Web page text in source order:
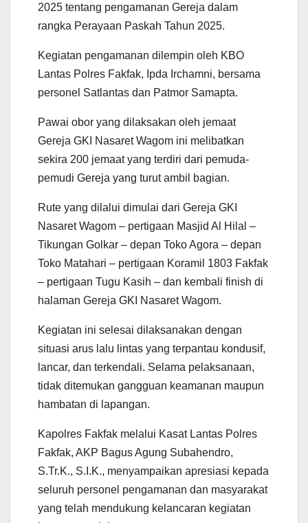
2025 tentang pengamanan Gereja dalam
rangka Perayaan Paskah Tahun 2025.
Kegiatan pengamanan dilempin oleh KBO
Lantas Polres Fakfak, Ipda Irchamni, bersama
personel Satlantas dan Patmor Samapta.
Pawai obor yang dilaksakan oleh jemaat
Gereja GKI Nasaret Wagom ini melibatkan
sekira 200 jemaat yang terdiri dari pemuda-
pemudi Gereja yang turut ambil bagian.
Rute yang dilalui dimulai dari Gereja GKI
Nasaret Wagom – pertigaan Masjid Al Hilal –
Tikungan Golkar – depan Toko Agora – depan
Toko Matahari – pertigaan Koramil 1803 Fakfak
– pertigaan Tugu Kasih – dan kembali finish di
halaman Gereja GKI Nasaret Wagom.
Kegiatan ini selesai dilaksanakan dengan
situasi arus lalu lintas yang terpantau kondusif,
lancar, dan terkendali. Selama pelaksanaan,
tidak ditemukan gangguan keamanan maupun
hambatan di lapangan.
Kapolres Fakfak melalui Kasat Lantas Polres
Fakfak, AKP Bagus Agung Subahendro,
S.Tr.K., S.I.K., menyampaikan apresiasi kepada
seluruh personel pengamanan dan masyarakat
yang telah mendukung kelancaran kegiatan